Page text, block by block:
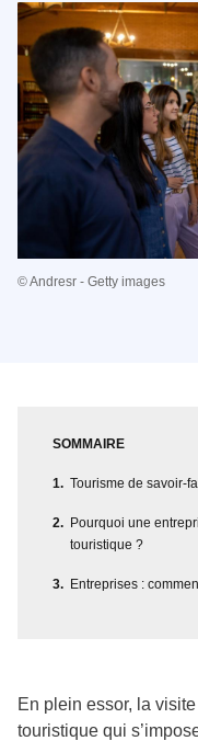
© Andresr - Getty images
SOMMAIRE
Tourisme de savoir-
Pourquoi une
touristique ?
Entreprises :
En plein essor, la
touristique qui